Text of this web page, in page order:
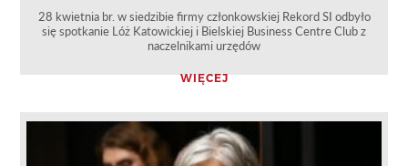
28 kwietnia br. w siedzibie firmy członkowskiej Rekord SI odbyło
się spotkanie Lóż Katowickiej i Bielskiej Business Centre Club z
naczelnikami urzędów
WIĘCEJ